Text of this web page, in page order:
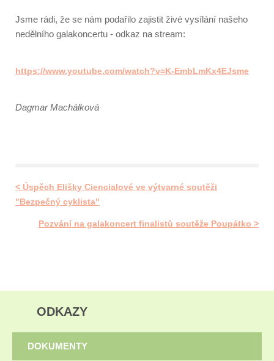
Jsme rádi, že se nám podařilo zajistit živé vysílání našeho
nedělního galakoncertu - odkaz na stream:
https://www.youtube.com/watch?v=K-EmbLmKx4EJsme
Dagmar Machálková
< Úspěch Elišky Ciencialové ve výtvarné soutěži
"Bezpečný cyklista"
Pozvání na galakoncert finalistů soutěže Poupátko >
ODKAZY
DOKUMENTY